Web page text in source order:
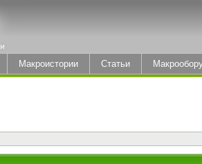
Макроистории Статьи